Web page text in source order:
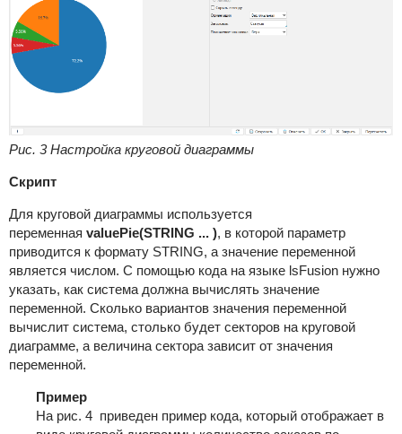
Рис. 3 Настройка круговой диаграммы
Скрипт
Для круговой диаграммы используется
переменная valuePie(STRING ... ), в которой параметр
приводится к формату STRING, а значение переменной
является числом. С помощью кода на языке lsFusion нужно
указать, как система должна вычислять значение
переменной. Сколько вариантов значения переменной
вычислит система, столько будет секторов на круговой
диаграмме, а величина сектора зависит от значения
переменной.
Пример
На рис. 4 приведен пример кода, который отображает в